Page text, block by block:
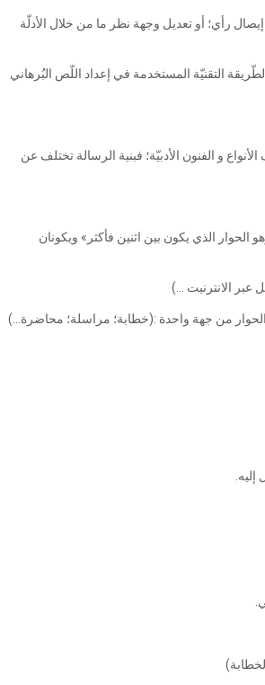
إيصال رأي؛ أو تعديل وجهة نظر ما من خلال الأدلّة
التقنيّة المستخدمة في إعداد اللّص البُرهاني
الأنواع و الفنون الأدبيّة؛ فبنية الرسالة تختلف عن
الحوار الذي يكون بين اثنين فأكثر» ويكونان
عبر الانترنيت ...)
الحوار من جهة واحدة :(خطابة؛ مراسلة؛ محاضرة...)